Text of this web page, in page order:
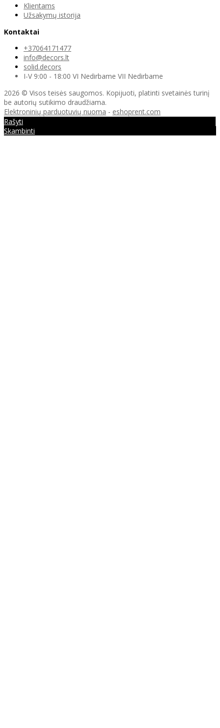
Klientams
Užsakymų istorija
Kontaktai
+37064171477
info@decors.lt
solid.decors
I-V 9:00 - 18:00 VI Nedirbame VII Nedirbame
2026 © Visos teisės saugomos. Kopijuoti, platinti svetainės turinį
be autorių sutikimo draudžiama.
Elektroninių parduotuvių nuoma - eshoprent.com
Rašyti
Skambinti